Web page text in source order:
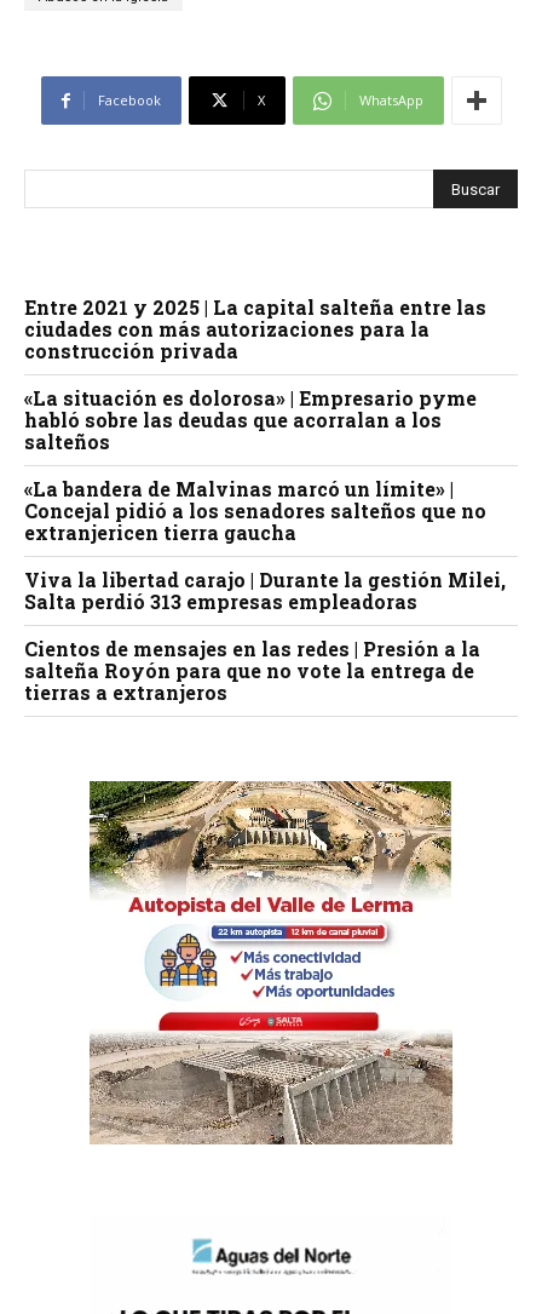
Facebook X WhatsApp
Entre 2021 y 2025 | La capital salteña entre las
ciudades con más autorizaciones para la
construcción privada
«La situación es dolorosa» | Empresario pyme
habló sobre las deudas que acorralan a los
salteños
«La bandera de Malvinas marcó un límite» |
Concejal pidió a los senadores salteños que no
extranjericen tierra gaucha
Viva la libertad carajo | Durante la gestión Milei,
Salta perdió 313 empresas empleadoras
Cientos de mensajes en las redes | Presión a la
salteña Royón para que no vote la entrega de
tierras a extranjeros